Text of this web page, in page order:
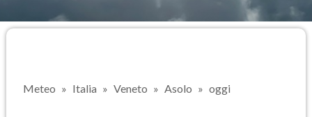
Meteo Italia Veneto Asolo oggi